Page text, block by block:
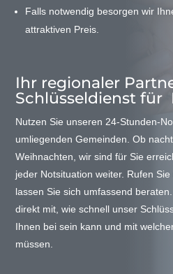
Falls notwendig besorgen wir
attraktiven Preis.
Ihr regionaler
Schlüsseldienst für
Nutzen Sie unseren 24-Stunden-
umliegenden Gemeinden. Ob
Weihnachten, wir sind für Sie
jeder Notsituation weiter. Rufen
lassen Sie sich umfassend
direkt mit, wie schnell unser
Ihnen bei sein kann und mit
müssen.